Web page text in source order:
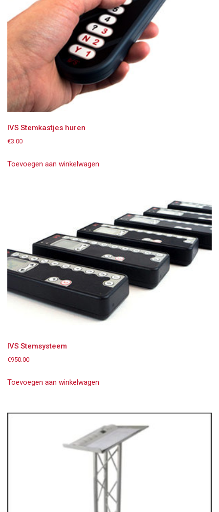
IVS Stemkastjes huren
€3.00
Toevoegen aan winkelwagen
IVS Stemsysteem
€950.00
Toevoegen aan winkelwagen